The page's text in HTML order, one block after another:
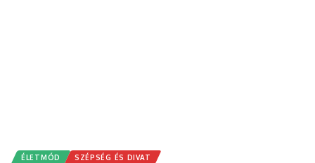
ÉLETMÓD SZÉPSÉG ÉS DIVAT